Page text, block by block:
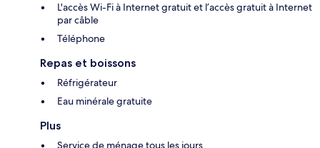
L'accès Wi-Fi à Internet gratuit et l’accès gratuit à Internet
par câble
Téléphone
Repas et boissons
Réfrigérateur
Eau minérale gratuite
Plus
Service de ménage tous les jours